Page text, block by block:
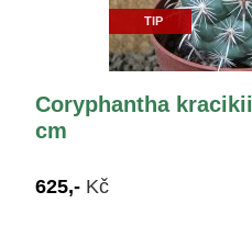
TIP
Coryphantha
cm
625,- Kč